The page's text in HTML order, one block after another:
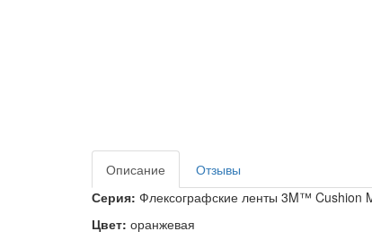
Описание
Отзывы
Серия: Флексографские ленты 3M™ Cushion
Цвет: оранжевая